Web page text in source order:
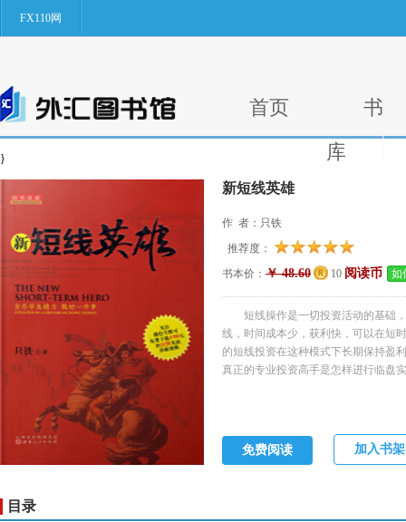
FX110网
首页
书
库
}
新短线英雄
作 者：只铁
推荐度：
书本价： ￥ 48.60 10 阅读币 如
短线操作是一切投资活动的基础
线，时间成本少，获利快，可以在短
的短线投资在这种模式下长期保持盈
真正的专业投资高手是怎样进行临盘
免费阅读 加入书架
目录